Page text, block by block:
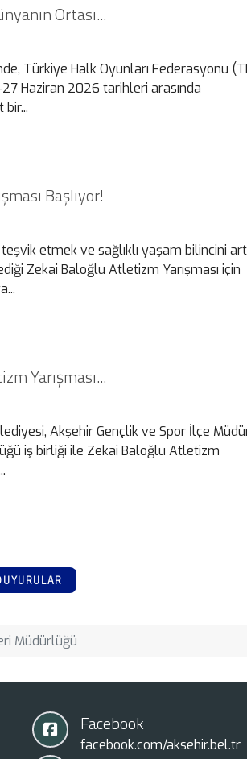
Ortası...
Türkiye Halk Oyunları Federasyonu
Haziran 2026 tarihleri arasında
Başlıyor!
etmek ve sağlıklı yaşam bilincini
Zekai Baloğlu Atletizm Yarışması için
Yarışması...
Akşehir Gençlik ve Spor İlçe
iş birliği ile Zekai Baloğlu Atletizm
Müdürlüğü
Facebook
facebook.com/aksehir.bel.tr